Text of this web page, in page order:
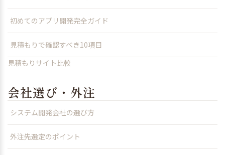
初めてのアプリ開発完全ガイド
見積もりで確認すべき10項目
見積もりサイト比較
会社選び・外注
システム開発会社の選び方
外注先選定のポイント